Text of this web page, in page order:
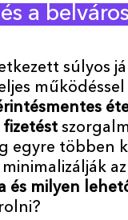
a
súlyos
fizetést
egyre többen
és milyen